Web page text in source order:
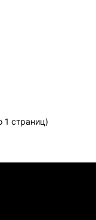
1 страниц)